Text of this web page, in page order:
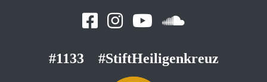
#1133 #StiftHeiligenkreuz